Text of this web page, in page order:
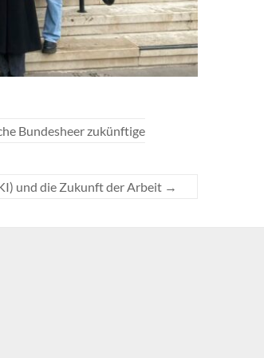
Bundesheer zukünftige
und die Zukunft der Arbeit →